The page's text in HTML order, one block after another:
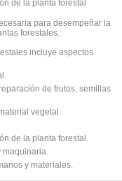
de la planta forestal
para desempeñar la
forestales.
incluye aspectos
de frutos, semillas
vegetal.
de la planta forestal.
y materiales.